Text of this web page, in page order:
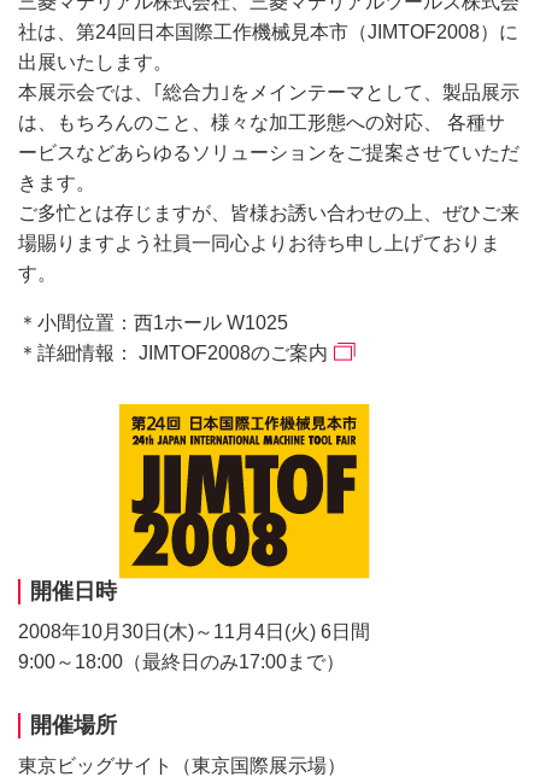
社は、第24回日本国際工作機械見本市（JIMTOF2008）に
出展いたします。
本展示会では、｢総合力｣をメインテーマとして、製品展示
は、もちろんのこと、様々な加工形態への対応、 各種サ
ービスなどあらゆるソリューションをご提案させていただ
きます。
ご多忙とは存じますが、皆様お誘い合わせの上、ぜひご来
場賜りますよう社員一同心よりお待ち申し上げておりま
す。
＊小間位置：西1ホール W1025
＊詳細情報： JIMTOF2008のご案内
開催日時
2008年10月30日(木)～11月4日(火) 6日間
9:00～18:00（最終日のみ17:00まで）
開催場所
東京ビッグサイト（東京国際展示場）